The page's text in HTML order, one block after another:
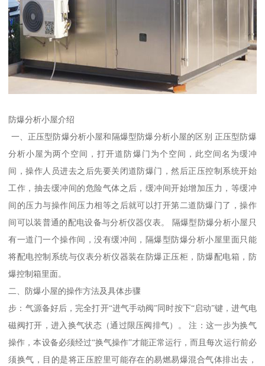
防爆分析小屋介绍
一、正压型防爆分析小屋和隔爆型防爆分析小屋的区别 正压型防爆
分析小屋为两个空间，打开道防爆门为个空间，此空间名为缓冲
间，操作人员进去之后先要关闭道防爆门，然后正压控制系统开始
工作，抽去缓冲间的危险气体之后，缓冲间开始增加压力，等缓冲
间的压力与操作间压力相等之后就可以打开第二道防爆门了，操作
间可以装普通的配电设备与分析仪器仪表。 隔爆型防爆分析小屋只
有一道门一个操作间，没有缓冲间，隔爆型防爆分析小屋里面只能
将配电控制系统与仪表分析仪器装在防爆正压柜，防爆配电箱，防
爆控制箱里面。
二、防爆小屋的操作方法及具体步骤
步：气源备好后，完全打开“进气手动阀”同时按下“启动”键，进气电
磁阀打开，进入换气状态（通过限压阀排气）。 注：这一步为换气
操作，本设备必须经过“换气操作”才能正常运行，而且每次运行前必
须换气，目的是将正压腔里可能存在的易燃易爆混合气体排出去，